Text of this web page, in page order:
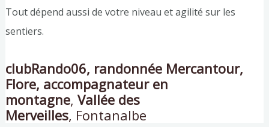
Tout dépend aussi de votre niveau et agilité sur les
sentiers.
clubRando06, randonnée Mercantour,
Flore, accompagnateur en
montagne, Vallée des
Merveilles, Fontanalbe